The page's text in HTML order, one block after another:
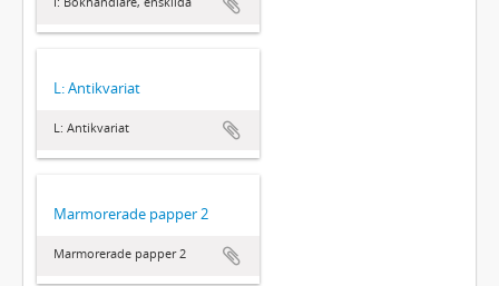
L: Antikvariat
L: Antikvariat
Marmorerade papper 2
Marmorerade papper 2